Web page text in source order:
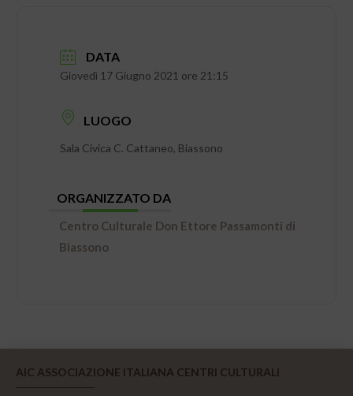
DATA
Giovedì 17 Giugno 2021 ore 21:15
LUOGO
Sala Civica C. Cattaneo, Biassono
ORGANIZZATO DA
Centro Culturale Don Ettore Passamonti di
Biassono
AIC ASSOCIAZIONE ITALIANA CENTRI CULTURALI